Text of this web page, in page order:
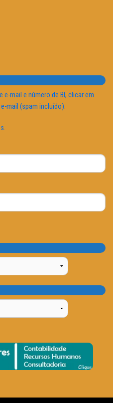
mail e número de BI, clicar em
mail (spam incluído).